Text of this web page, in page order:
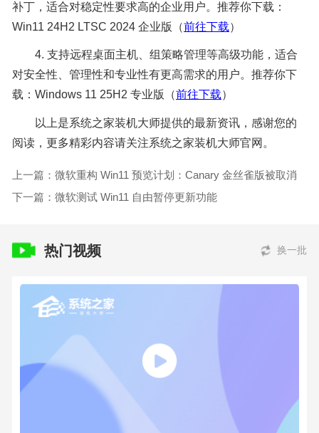
补丁，适合对稳定性要求高的企业用户。推荐你下载：
Win11 24H2 LTSC 2024 企业版（前往下载）
4. 支持远程桌面主机、组策略管理等高级功能，适合
对安全性、管理性和专业性有更高需求的用户。推荐你下
载：Windows 11 25H2 专业版（前往下载）
以上是系统之家装机大师提供的最新资讯，感谢您的
阅读，更多精彩内容请关注系统之家装机大师官网。
上一篇：微软重构 Win11 预览计划：Canary 金丝雀版被取消
下一篇：微软测试 Win11 自由暂停更新功能
热门视频 换一批